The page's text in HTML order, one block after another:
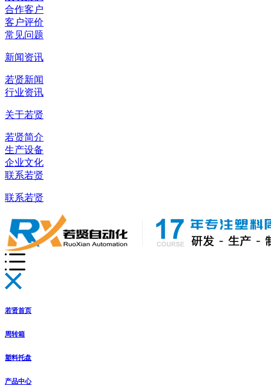
合作客户
客户评价
常见问题
新闻资讯
若贤新闻
行业资讯
关于若贤
若贤简介
生产设备
企业文化
联系若贤
联系若贤
若贤首页
周转箱
塑料托盘
产品中心